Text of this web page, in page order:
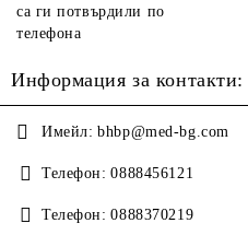
са ги потвърдили по
телефона
Информация за контакти:
Имейл: bhbp@med-bg.com
Телефон: 0888456121
Телефон: 0888370219